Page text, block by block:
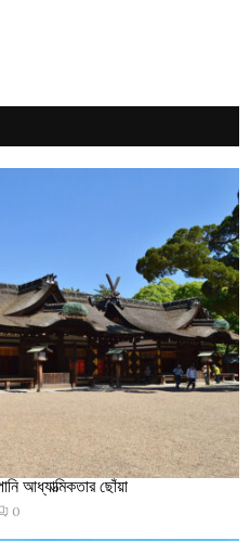
আধ্যাত্মিকতার ছোঁয়া
0